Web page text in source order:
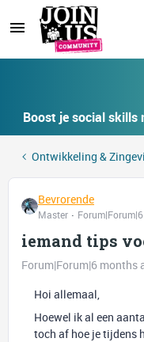
Boost je social skills
Ontwikkeling &
Bevrorende
Master
iemand tips
Forum|Forum|6 months
Hoi allemaal,
Hoewel ik al een
toch af hoe je tijdens